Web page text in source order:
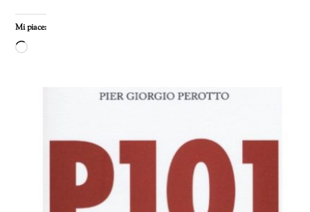
Mi piace:
Caricamento